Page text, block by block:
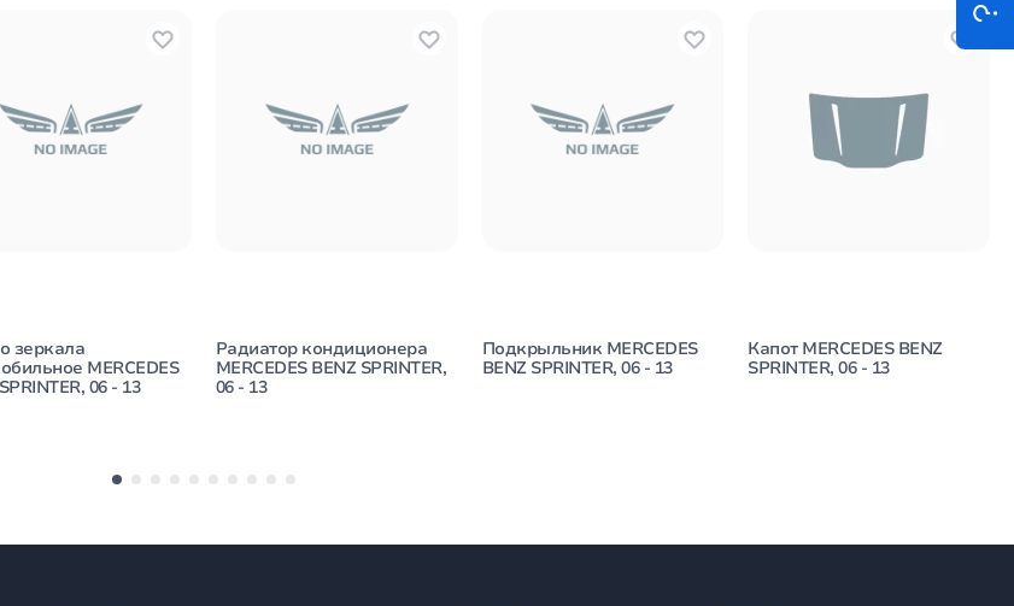
зеркала
MERCEDES
06 - 13
Радиатор кондиционера
MERCEDES BENZ SPRINTER,
06 - 13
Подкрыльник MERCEDES
BENZ SPRINTER, 06 - 13
Капот MERCEDES BENZ
SPRINTER, 06 - 13